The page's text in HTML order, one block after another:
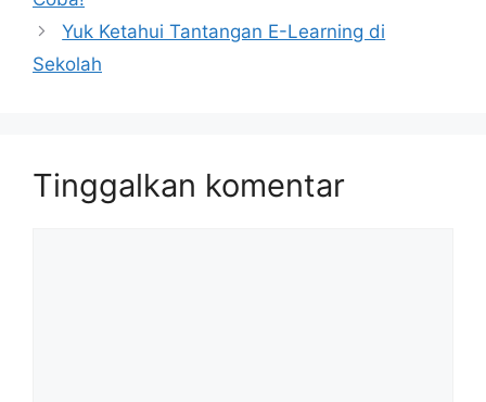
Yuk Ketahui Tantangan E-Learning di
Sekolah
Tinggalkan komentar